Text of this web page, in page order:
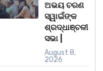
ଅଭୟ ଚରଣ
ସ୍ୱାଇଁଙ୍କ
ଶ୍ରଦ୍ଧାଞ୍ଚଳୀ
ସଭା |
August 8,
2026